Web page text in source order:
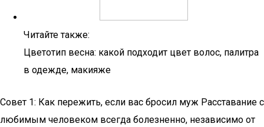
Читайте также:
Цветотип весна: какой подходит цвет волос, палитра
в одежде, макияже
Совет 1: Как пережить, если вас бросил муж Расставание с
любимым человеком всегда болезненно, независимо от